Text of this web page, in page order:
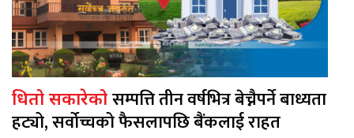
धितो सकारेको सम्पत्ति तीन वर्षभित्र बेच्नैपर्ने बाध्यता
हट्यो, सर्वोच्चको फैसलापछि बैंकलाई राहत